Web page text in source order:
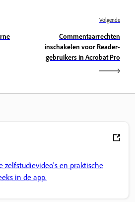
Volgende
Commentaarrechten
inschakelen voor Reader-
gebruikers in Acrobat Pro
zelfstudievideo's en praktische
in de app.